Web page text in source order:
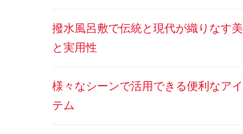
撥水風呂敷で伝統と現代が織りなす美
と実用性
様々なシーンで活用できる便利なアイ
テム